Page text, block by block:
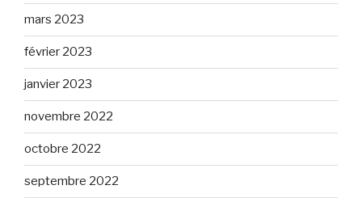
mars 2023
février 2023
janvier 2023
novembre 2022
octobre 2022
septembre 2022